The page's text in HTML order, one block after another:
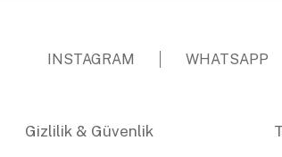
INSTAGRAM WHATSAPP
Gizlilik & Güvenlik